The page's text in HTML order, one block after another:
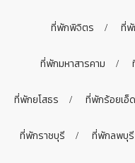
ที่พักพิจิตร ที่
ที่พักมหาสารคาม
ที่พักยโสธร ที่พักร้อยเอ็ด
ที่พักราชบุรี ที่พักลพบุรี